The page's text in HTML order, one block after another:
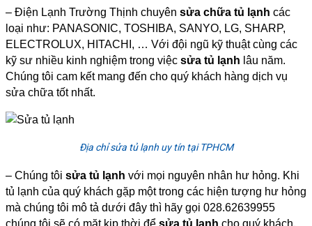
– Điện Lạnh Trường Thịnh chuyên sửa chữa tủ lạnh các
loại như: PANASONIC, TOSHIBA, SANYO, LG, SHARP,
ELECTROLUX, HITACHI, … Với đội ngũ kỹ thuật cùng các
kỹ sư nhiều kinh nghiệm trong việc sửa tủ lạnh lâu năm.
Chúng tôi cam kết mang đến cho quý khách hàng dịch vụ
sửa chữa tốt nhất.
Địa chỉ sửa tủ lạnh uy tín tại TPHCM
– Chúng tôi sửa tủ lạnh với mọi nguyên nhân hư hỏng. Khi
tủ lạnh của quý khách gặp một trong các hiện tượng hư hỏng
mà chúng tôi mô tả dưới đây thì hãy gọi 028.62639955
chúng tôi sẽ có mặt kịp thời để sửa tủ lạnh cho quý khách.